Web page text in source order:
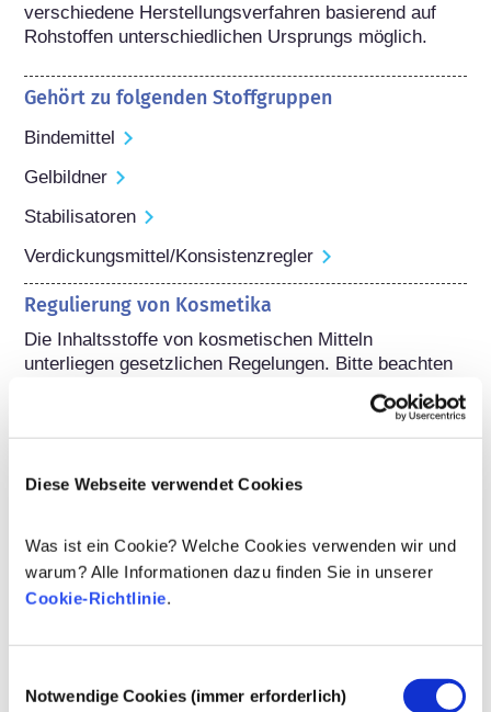
Diese Webseite verwendet Cookies
Was ist ein Cookie? Welche Cookies verwenden wir und
warum? Alle Informationen dazu finden Sie in unserer
Cookie-Richtlinie.
Notwendige Cookies (immer erforderlich)
verschiedene Herstellungsverfahren basierend auf
Rohstoffen unterschiedlichen Ursprungs möglich.
Gehört zu folgenden Stoffgruppen
Bindemittel
Gelbildner
Stabilisatoren
Verdickungsmittel/Konsistenzregler
Regulierung von Kosmetika
Die Inhaltsstoffe von kosmetischen Mitteln
unterliegen gesetzlichen Regelungen. Bitte beachten
Ihre Kosmetika
verstehen
Strenge Rechtsvorschriften sorgen dafür,